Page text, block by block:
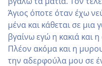
Άγιος όποτε όταν έχω
μένα και κάθεται σε μια
βγαίνω εγώ η κακιά και
Πλέον ακόμα και η
την αδερφούλα μου σε